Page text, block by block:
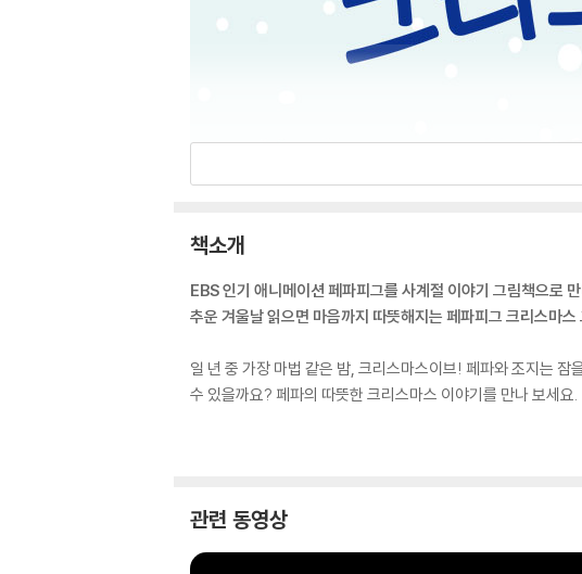
책소개
EBS 인기 애니메이션 페파피그를 사계절 이야기 그림책으로
추운 겨울날 읽으면 마음까지 따뜻해지는 페파피그 크리스마스
일 년 중 가장 마법 같은 밤, 크리스마스이브! 페파와 조지는
수 있을까요? 페파의 따뜻한 크리스마스 이야기를 만나 보세요.
관련 동영상